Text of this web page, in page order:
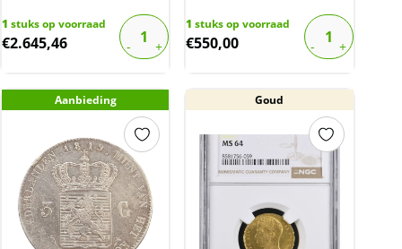
1 stuks op voorraad
€2.645,46
1 stuks op voorraad
€550,00
Aanbieding Goud